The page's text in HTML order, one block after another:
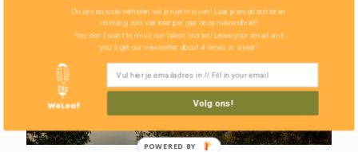
Onze nieuwste verhalen wil je niet missen! Laat je email achter en
ontvang zo'n vier keer per jaar onze nieuwsbrief!
Volg ons!
You don't want to miss our latest stories! Leave your email and
you'll get our newsletter about 4 times in a year!
POWERED BY